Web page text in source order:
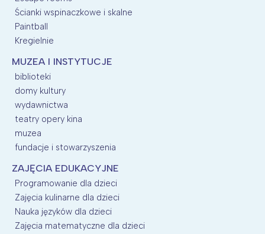
Ścianki wspinaczkowe i skalne
Paintball
Kregielnie
MUZEA I INSTYTUCJE
biblioteki
domy kultury
wydawnictwa
teatry opery kina
muzea
fundacje i stowarzyszenia
ZAJĘCIA EDUKACYJNE
Programowanie dla dzieci
Zajęcia kulinarne dla dzieci
Nauka języków dla dzieci
Zajęcia matematyczne dla dzieci